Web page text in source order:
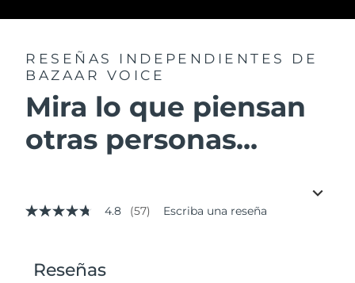
RESEÑAS INDEPENDIENTES
DE
BAZAAR VOICE
Mira lo que piensan
otras personas...
4.8
valor
medio
4.8 (57) Escriba una reseña